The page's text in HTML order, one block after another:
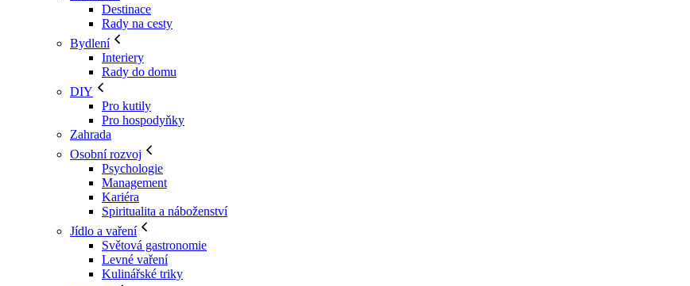
Destinace
Rady na cesty
Bydlení
Interiery
Rady do domu
DIY
Pro kutily
Pro hospodyňky
Zahrada
Osobní rozvoj
Psychologie
Management
Kariéra
Spiritualita a náboženství
Jídlo a vaření
Světová gastronomie
Levné vaření
Kulinářské triky